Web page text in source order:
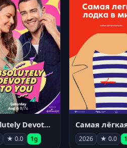
Absolutely Devoted to You
★ 0.0 1g 2026 ★ 0.0